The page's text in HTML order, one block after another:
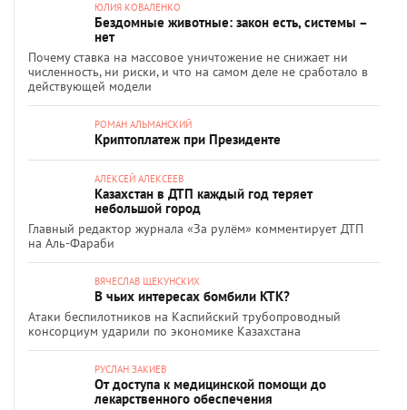
ЮЛИЯ КОВАЛЕНКО
Бездомные животные: закон есть, системы –
нет
Почему ставка на массовое уничтожение не снижает ни
численность, ни риски, и что на самом деле не сработало в
действующей модели
РОМАН АЛЬМАНСКИЙ
Криптоплатеж при Президенте
АЛЕКСЕЙ АЛЕКСЕЕВ
Казахстан в ДТП каждый год теряет
небольшой город
Главный редактор журнала «За рулём» комментирует ДТП
на Аль-Фараби
ВЯЧЕСЛАВ ЩЕКУНСКИХ
В чьих интересах бомбили КТК?
Атаки беспилотников на Каспийский трубопроводный
консорциум ударили по экономике Казахстана
РУСЛАН ЗАКИЕВ
От доступа к медицинской помощи до
лекарственного обеспечения